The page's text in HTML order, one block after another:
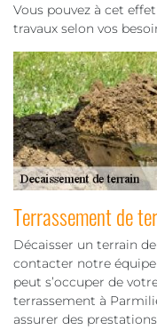
Vous pouvez à cet
travaux selon vos
Terrassement de
Décaisser un terrain
contacter notre
peut s’occuper de
terrassement à
assurer des